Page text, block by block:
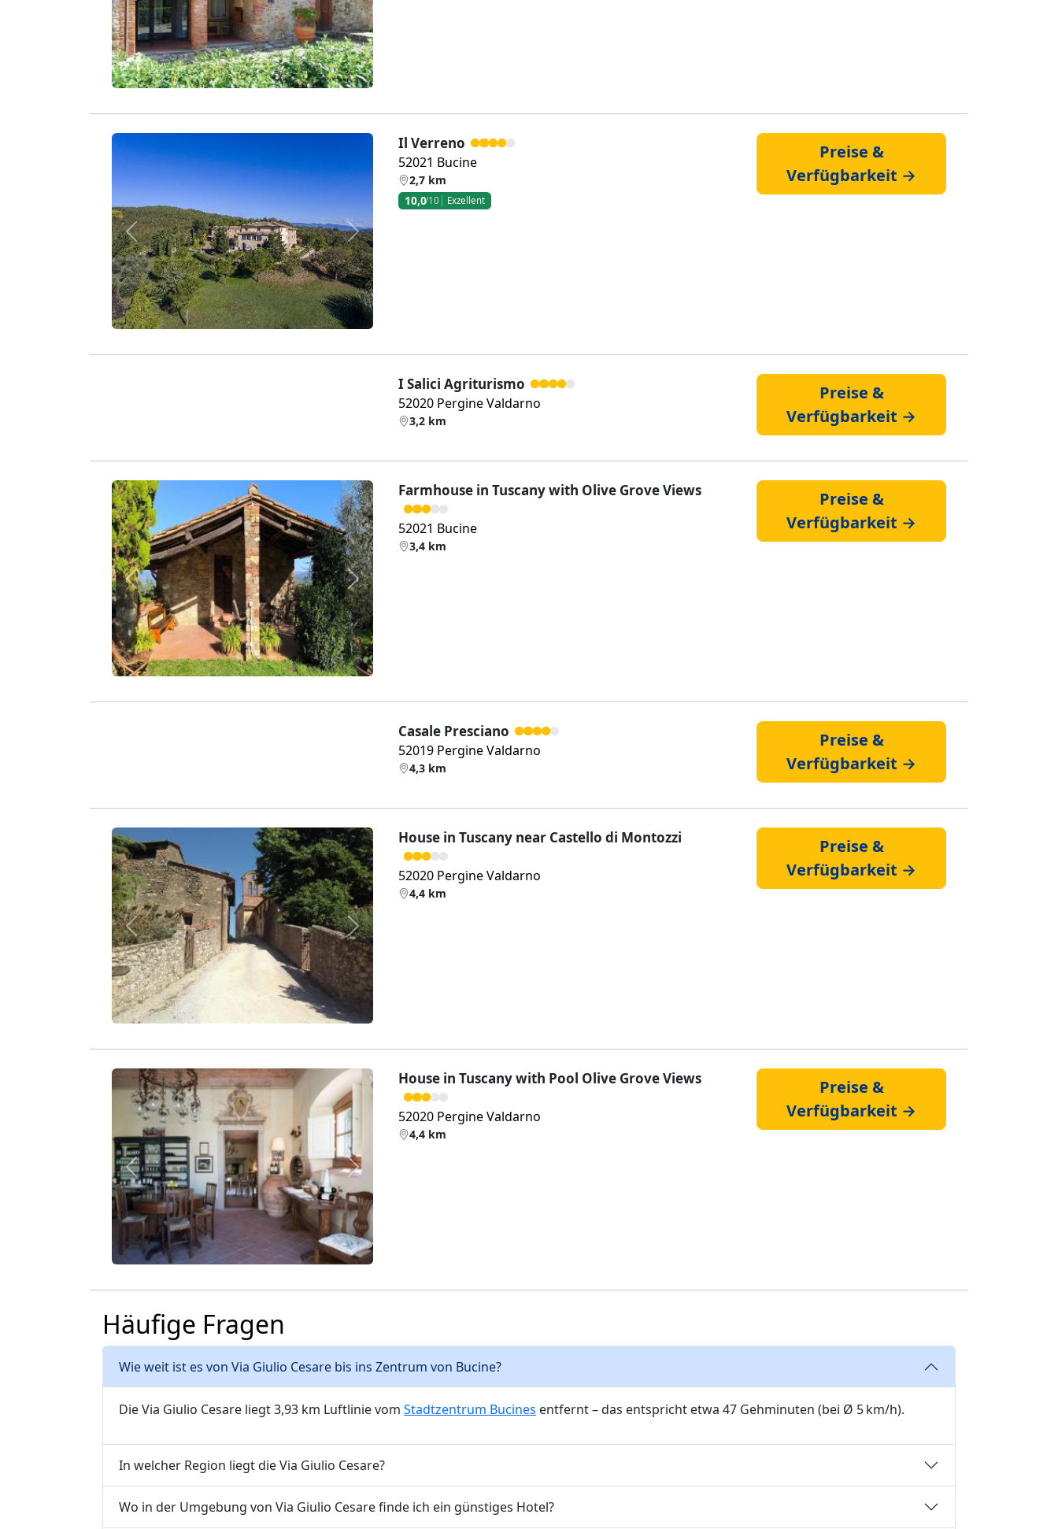
Zurück Weiter
Il Verreno
52021 Bucine
2,7 km
10,0/10 Exzellent
Preise &
Verfügbarkeit →
I Salici Agriturismo
52020 Pergine Valdarno
3,2 km
Preise &
Verfügbarkeit →
Zurück Weiter
Farmhouse in Tuscany with Olive Grove Views
52021 Bucine
3,4 km
Preise &
Verfügbarkeit →
Casale Presciano
52019 Pergine Valdarno
4,3 km
Preise &
Verfügbarkeit →
Zurück Weiter
House in Tuscany near Castello di Montozzi
52020 Pergine Valdarno
4,4 km
Preise &
Verfügbarkeit →
Zurück Weiter
House in Tuscany with Pool Olive Grove Views
52020 Pergine Valdarno
4,4 km
Preise &
Verfügbarkeit →
Häufige Fragen
Wie weit ist es von Via Giulio Cesare bis ins Zentrum von Bucine?
Die Via Giulio Cesare liegt 3,93 km Luftlinie vom Stadtzentrum Bucines entfernt – das entspricht etwa 47 Gehminuten (bei Ø 5 km/h).
In welcher Region liegt die Via Giulio Cesare?
Wo in der Umgebung von Via Giulio Cesare finde ich ein günstiges Hotel?